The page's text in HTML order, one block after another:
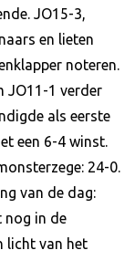
JO15-3,
en lieten
noteren.
JO11-1 verder
als eerste
een 6-4 winst.
24-0.
van de dag:
nog in de
licht van het